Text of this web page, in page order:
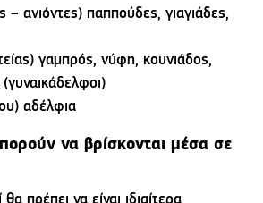
– ανιόντες) παππούδες, γιαγιάδες,
γαμπρός, νύφη, κουνιάδος,
αδέλφια
να βρίσκονται μέσα σε
πρέπει να είναι ιδιαίτερα